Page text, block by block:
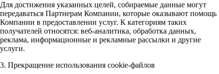
Для достижения указанных целей, собираемые данные могут
передаваться Партнерам Компании, которые оказывают помощь
Компании в предоставлении услуг. К категориям таких
получателей относятся: веб-аналитика, обработка данных,
реклама, информационные и рекламные рассылки и другие
услуги.
3. Прекращение использования cookie-файлов